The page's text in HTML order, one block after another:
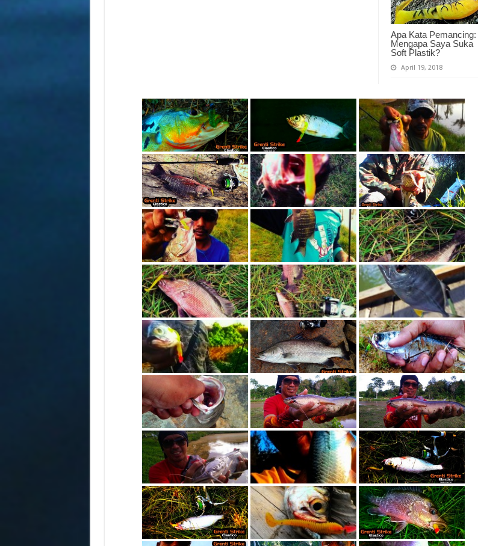
Apa Kata Pemancing:
Mengapa Saya Suka
Soft Plastik?
April 19, 2018